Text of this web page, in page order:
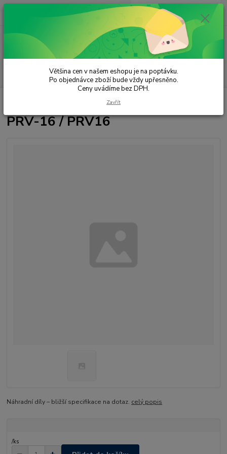
ks
za 0,00 Kč
PRV-16 / PRV16
PRV-16 / PRV16
Náhradní díly – bližší specifikace na dotaz. celý popis
/ks
Většina cen v našem eshopu je na poptávku.
Po objednávce zboží bude vždy upřesněno.
Ceny uvádíme bez DPH.
Zavřít